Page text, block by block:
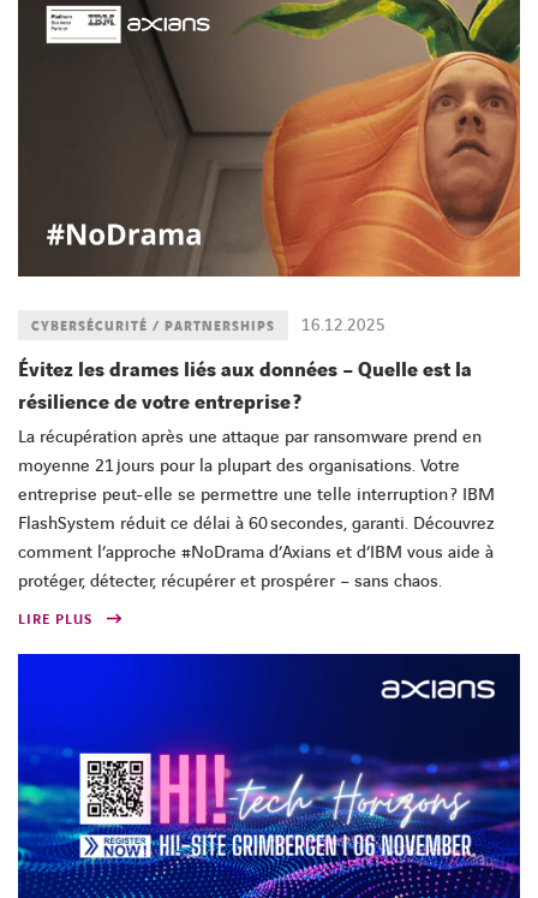
16.12.2025
CYBERSÉCURITÉ / PARTNERSHIPS
Évitez les drames liés aux données – Quelle est la
résilience de votre entreprise ?
La récupération après une attaque par ransomware prend en
moyenne 21 jours pour la plupart des organisations. Votre
entreprise peut-elle se permettre une telle interruption ? IBM
FlashSystem réduit ce délai à 60 secondes, garanti. Découvrez
comment l’approche #NoDrama d’Axians et d’IBM vous aide à
protéger, détecter, récupérer et prospérer – sans chaos.
LIRE PLUS